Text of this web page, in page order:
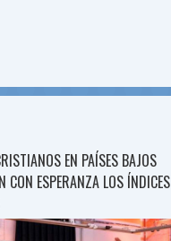
EN PAÍSES BAJOS
CON ESPERANZA LOS ÍNDICES